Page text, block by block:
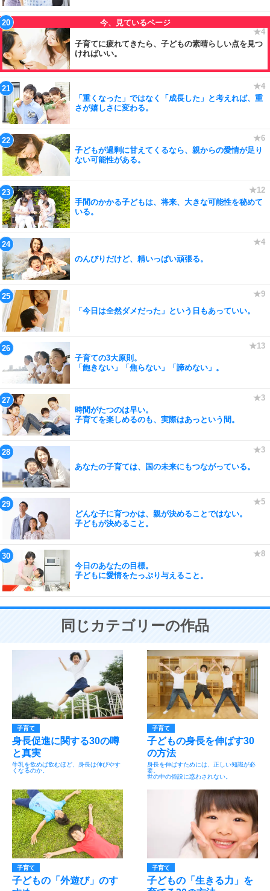
子育てに疲れてきたら、子どもの素晴らしい点を見つ
ければいい。
「重くなった」ではなく「成長した」と考えれば、重
さが嬉しさに変わる。
子どもが過剰に甘えてくるなら、親からの愛情が足り
ない可能性がある。
手間のかかる子どもは、将来、大きな可能性を秘めて
いる。
のんびりだけど、精いっぱい頑張る。
「今日は全然ダメだった」という日もあっていい。
子育ての3大原則。
「飽きない」「焦らない」「諦めない」。
時間がたつのは早い。
子育てを楽しめるのも、実際はあっという間。
あなたの子育ては、国の未来にもつながっている。
どんな子に育つかは、親が決めることではない。
子どもが決めること。
今日のあなたの目標。
子どもに愛情をたっぷり与えること。
同じカテゴリーの作品
子育て
身長促進に関する30の噂
と真実
牛乳を飲めば飲むほど、身長は伸びやす
くなるのか。
子育て
子どもの身長を伸ばす30
の方法
身長を伸ばすためには、正しい知識が必
要。
世の中の俗説に惑わされない。
子育て
子どもの「外遊び」のす
子育て
子どもの「生きる力」を